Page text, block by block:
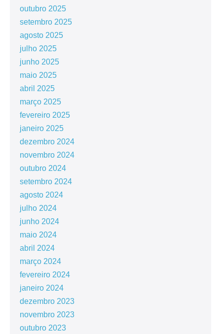
outubro 2025
setembro 2025
agosto 2025
julho 2025
junho 2025
maio 2025
abril 2025
março 2025
fevereiro 2025
janeiro 2025
dezembro 2024
novembro 2024
outubro 2024
setembro 2024
agosto 2024
julho 2024
junho 2024
maio 2024
abril 2024
março 2024
fevereiro 2024
janeiro 2024
dezembro 2023
novembro 2023
outubro 2023